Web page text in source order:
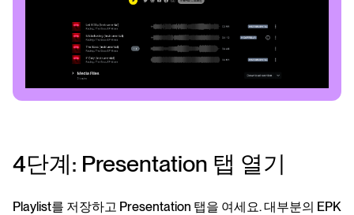
4단계: Presentation 탭 열기
Playlist를 저장하고 Presentation 탭을 여세요. 대부분의 EPK